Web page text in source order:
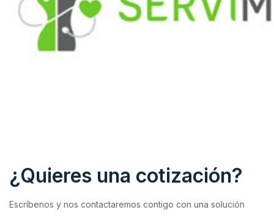
¿Quieres una cotización?
Escríbenos y nos contactaremos contigo con una solución